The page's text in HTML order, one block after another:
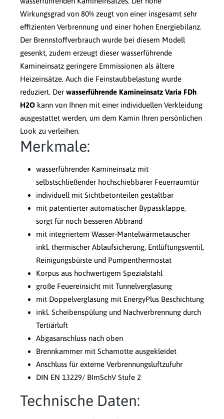
Wirkungsgrad von 80% zeugt von einer insgesamt sehr
effizienten Verbrennung und einer hohen Energiebilanz.
Der Brennstoffverbrauch wurde bei diesem Modell
gesenkt, zudem erzeugt dieser wasserführende
Kamineinsatz geringere Emmissionen als ältere
Heizeinsätze. Auch die Feinstaubbelastung wurde
reduziert. Der wasserführende Kamineinsatz Varia FDh
H2O kann von Ihnen mit einer individuellen Verkleidung
ausgestattet werden, um dem Kamin Ihren persönlichen
Look zu verleihen.
Merkmale:
wasserführender Kamineinsatz mit
selbstschließender hochschiebbarer Feuerraumtür
individuell mit Sichtbetonteilen gestaltbar
mit patentierter automatischer Bypassklappe,
sorgt für noch besseren Abbrand
mit integriertem Wasser-Mantelwärmetauscher
inkl. thermischer Ablaufsicherung, Entlüftungsventil,
Reinigungsbürste und Pumpenthermostat
Korpus aus hochwertigem Spezialstahl
große Feuereinsicht mit Tunnelverglasung
mit Doppelverglasung mit EnergyPlus Beschichtung
inkl. Scheibenspülung und Nachverbrennung durch
Tertiärluft
Abgasanschluss nach oben
Brennkammer mit Schamotte ausgekleidet
Anschluss für externe Verbrennungsluftzufuhr
DIN EN 13229/ BImSchV Stufe 2
Technische Daten: